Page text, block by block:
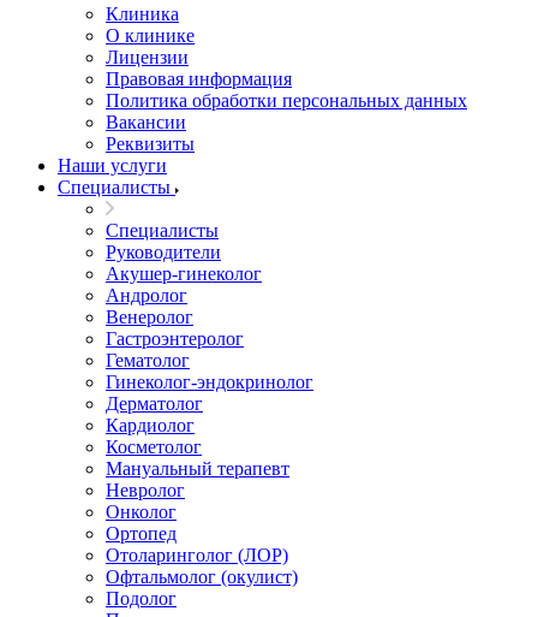
Клиника
О клинике
Лицензии
Правовая информация
Политика обработки персональных данных
Вакансии
Реквизиты
Наши услуги
Специалисты
Специалисты
Руководители
Акушер-гинеколог
Андролог
Венеролог
Гастроэнтеролог
Гематолог
Гинеколог-эндокринолог
Дерматолог
Кардиолог
Косметолог
Мануальный терапевт
Невролог
Онколог
Ортопед
Отоларинголог (ЛОР)
Офтальмолог (окулист)
Подолог